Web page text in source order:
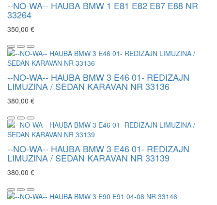
--NO-WA-- HAUBA BMW 1 E81 E82 E87 E88 NR
33264
350,00 €
--NO-WA-- HAUBA BMW 3 E46 01- REDIZAJN
LIMUZINA / SEDAN KARAVAN NR 33136
380,00 €
--NO-WA-- HAUBA BMW 3 E46 01- REDIZAJN
LIMUZINA / SEDAN KARAVAN NR 33139
380,00 €